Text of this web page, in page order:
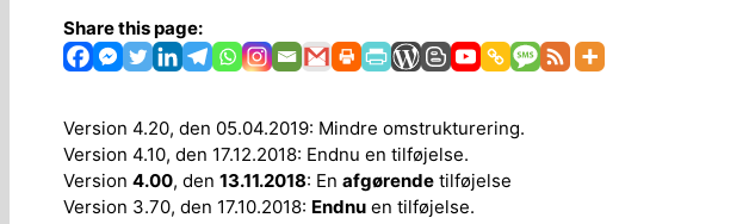
Share this page:
Version 4.20, den 05.04.2019: Mindre omstrukturering.
Version 4.10, den 17.12.2018: Endnu en tilføjelse.
Version 4.00, den 13.11.2018: En afgørende tilføjelse
Version 3.70, den 17.10.2018: Endnu en tilføjelse.